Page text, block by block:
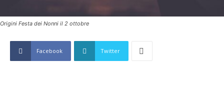
Origini Festa dei Nonni il 2 ottobre
Facebook Twitter